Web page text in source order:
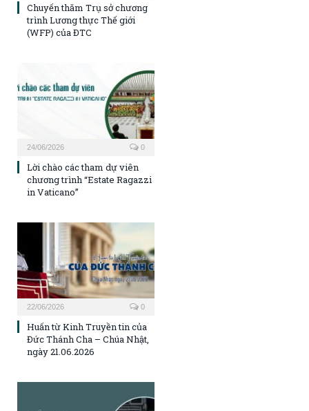
Chuyến thăm Trụ sở chương
trình Lương thực Thế giới
(WFP) của ĐTC
24/06/2026 0
Lời chào các tham dự viên
chương trình “Estate Ragazzi
in Vaticano”
22/06/2026 0
Huấn từ Kinh Truyền tin của
Đức Thánh Cha – Chúa Nhật,
ngày 21.06.2026